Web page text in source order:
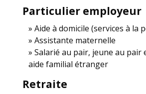
Particulier employeur
Aide à domicile (services à la
Assistante maternelle
Salarié au pair, jeune au pair
aide familial étranger
Retraite